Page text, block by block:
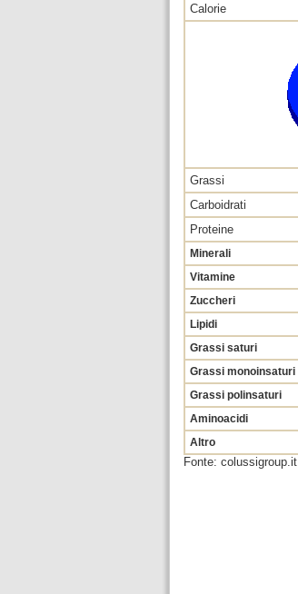
Calorie
Grassi
Carboidrati
Proteine
Minerali
Vitamine
Zuccheri
Lipidi
Grassi saturi
Grassi monoinsaturi
Grassi polinsaturi
Aminoacidi
Altro
Fonte: colussigroup.it